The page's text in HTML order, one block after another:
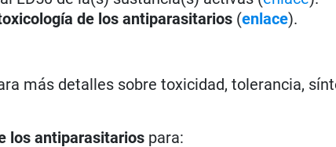
de los antiparasitarios (enlace).
más detalles sobre toxicidad, tolerancia,
los antiparasitarios para: